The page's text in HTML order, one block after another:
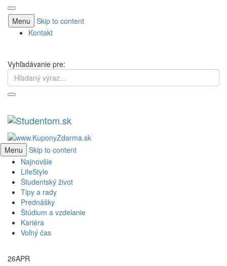
Menu
Skip to content
Kontakt
Vyhľadávanie pre:
Menu
Skip to content
Najnovšie
LifeStyle
Študentský život
Tipy a rady
Prednášky
Štúdium a vzdelanie
Kariéra
Voľný čas
26APR